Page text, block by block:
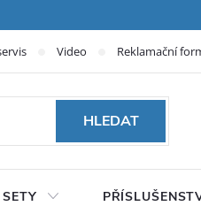
Video Reklamační
HLEDAT